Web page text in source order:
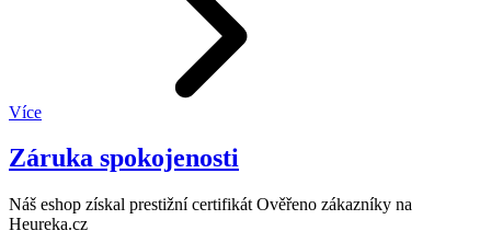
Více
Záruka spokojenosti
Náš eshop získal prestižní certifikát Ověřeno zákazníky na
Heureka.cz